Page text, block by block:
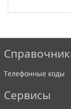
Телефонные коды
Сервисы